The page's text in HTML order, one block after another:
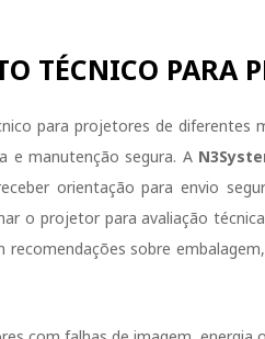
TÉCNICO PARA
para projetores de diferentes
e manutenção segura. A
orientação para envio
o projetor para avaliação
sobre